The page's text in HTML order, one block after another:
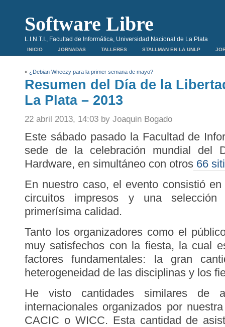
Software Libre
L.I.N.T.I., Facultad de Informática, Universidad Nacional de La Plata
INICIO JORNADAS TALLERES STALLMAN EN LA UNLP
« ¿Debian Wheezy para la primer semana de mayo?
Resumen del Día de la
La Plata – 2013
22 abril 2013, 14:03 by Joaquin Bogado
Este sábado pasado la Facultad de
sede de la celebración mundial del
Hardware, en simultáneo con otros 66
En nuestro caso, el evento consistió
circuitos impresos y una
primerísima calidad.
Tanto los organizadores como el
muy satisfechos con la fiesta, la cual
factores fundamentales: la gran
heterogeneidad de las disciplinas y los
He visto cantidades similares de
internacionales organizados por
CACIC o WICC. Esta cantidad de